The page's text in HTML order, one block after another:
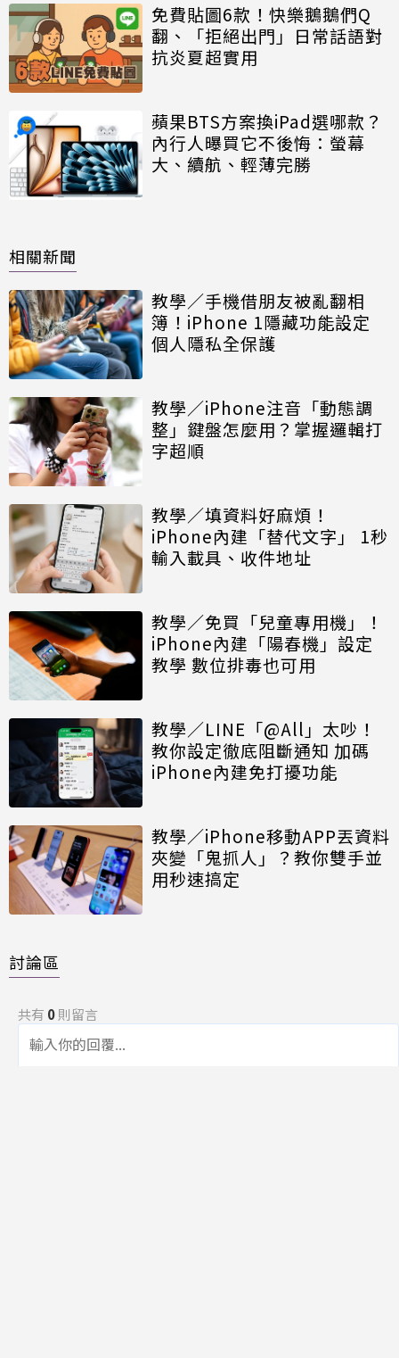
免費貼圖6款！快樂鵝鵝們Q
翻、「拒絕出門」日常話語對
抗炎夏超實用
蘋果BTS方案換iPad選哪款？
內行人曝買它不後悔：螢幕
大、續航、輕薄完勝
相關新聞
教學／手機借朋友被亂翻相
簿！iPhone 1隱藏功能設定
個人隱私全保護
教學／iPhone注音「動態調
整」鍵盤怎麼用？掌握邏輯打
字超順
教學／填資料好麻煩！
iPhone內建「替代文字」 1秒
輸入載具、收件地址
教學／免買「兒童專用機」！
iPhone內建「陽春機」設定
教學 數位排毒也可用
教學／LINE「@All」太吵！
教你設定徹底阻斷通知 加碼
iPhone內建免打擾功能
教學／iPhone移動APP丟資料
夾變「鬼抓人」？教你雙手並
用秒速搞定
討論區
共有 0則留言